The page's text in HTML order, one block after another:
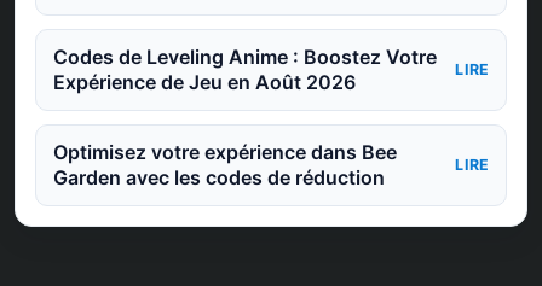
Codes de Leveling Anime : Boostez Votre
Expérience de Jeu en Août 2026
LIRE
Optimisez votre expérience dans Bee
Garden avec les codes de réduction
LIRE